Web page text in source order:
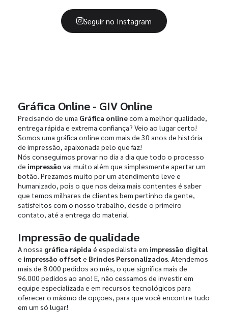
Seguir no Instagram
Gráfica Online - GIV Online
Precisando de uma Gráfica onlinecom a melhor qualidade,
entrega rápida e extrema confiança? Veio ao lugar certo!
Somos uma gráfica online com mais de 30 anos de história
de impressão, apaixonada pelo que faz!
Nós conseguimos provar no dia a dia que todo o processo
de impressão vai muito além que simplesmente apertar um
botão. Prezamos muito por um atendimento leve e
humanizado, pois o que nos deixa mais contentes é saber
que temos milhares de clientes bem pertinho da gente,
satisfeitos com o nosso trabalho, desde o primeiro
contato, até a entrega do material.
Impressão de qualidade
A nossa gráfica rápida é especialista em impressão digital
e impressão offset e Brindes Personalizados. Atendemos
mais de 8.000 pedidos ao mês, o que significa mais de
96.000 pedidos ao ano! E, não cessamos de investir em
equipe especializada e em recursos tecnológicos para
oferecer o máximo de opções, para que você encontre tudo
em um só lugar!